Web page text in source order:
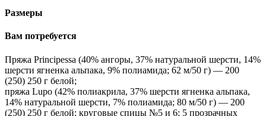
Размеры
Вам потребуется
Пряжа Principessa (40% ангоры, 37% натуральной шерсти, 14%
шерсти ягненка альпака, 9% полиамида; 62 м/50 г) — 200
(250) 250 г белой;
пряжа Lupo (42% полиакрила, 37% шерсти ягненка альпака,
14% натуральной шерсти, 7% полиамида; 80 м/50 г) — 200
(250) 250 г белой; круговые спицы №5 и 6; 5 прозрачных